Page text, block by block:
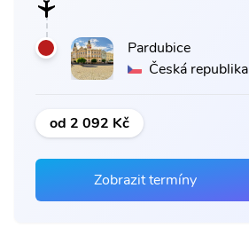
Pardubice
Česká republika
od 2 092 Kč
Zobrazit termíny